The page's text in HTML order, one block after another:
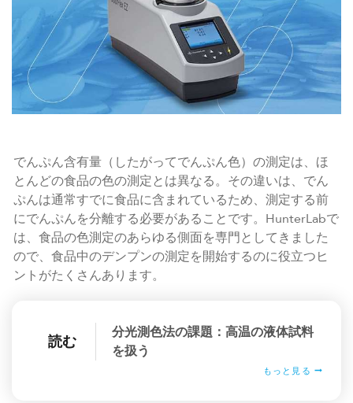
でんぷん含有量（したがってでんぷん色）の測定は、ほ
とんどの食品の色の測定とは異なる。その違いは、でん
ぷんは通常すでに食品に含まれているため、測定する前
にでんぷんを分離する必要があることです。HunterLabで
は、食品の色測定のあらゆる側面を専門としてきました
ので、食品中のデンプンの測定を開始するのに役立つヒ
ントがたくさんあります。
読む
分光測色法の課題：高温の液体試料
を扱う
もっと見る